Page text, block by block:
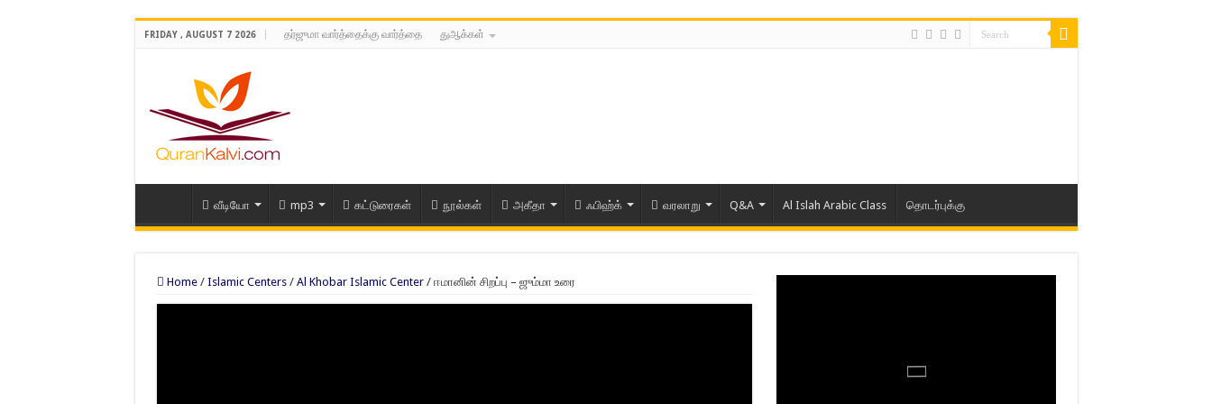
FRIDAY , AUGUST 7 2026 தர்ஜுமா வார்த்தைக்கு வார்த்தை துஆக்கள்
வீடியோ mp3 கட்டுரைகள் நூல்கள் அகீதா ஃபிஹ்க் வரலாறு Q&A Al Islah Arabic Class தொடர்புக்கு
Home / Islamic Centers / Al Khobar Islamic Center / ஈமானின் சிறப்பு – ஜும்மா உரை